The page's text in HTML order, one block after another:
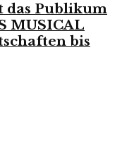
das Publikum
MUSICAL
bis